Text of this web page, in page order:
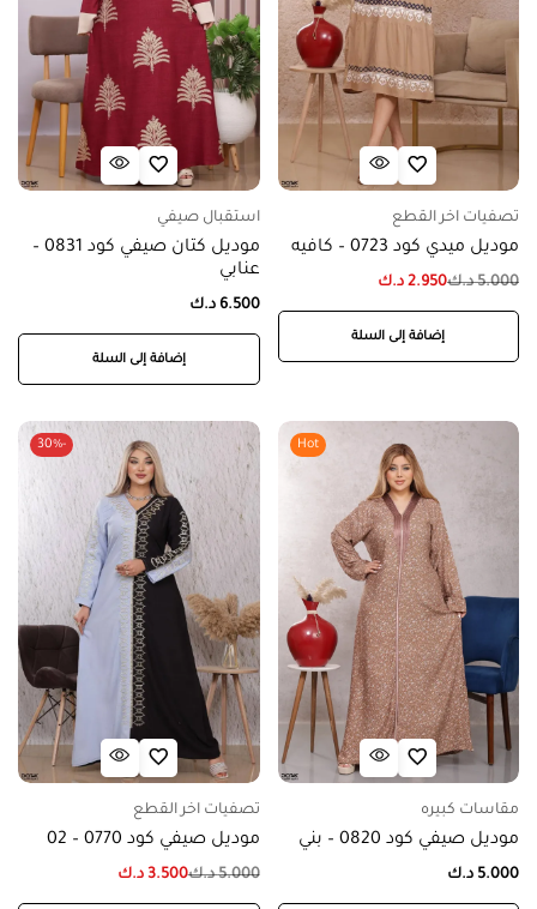
تصفيات اخر القطع
موديل ميدي كود 0723 – كافيه
5.000 د.ك2.950 د.ك
إضافة إلى السلة
استقبال صيفي
موديل كتان صيفي كود 0831 –
عنابي
6.500 د.ك
إضافة إلى السلة
Hot
مقاسات كبيره
موديل صيفي كود 0820 – بني
5.000 د.ك
-30%
تصفيات اخر القطع
موديل صيفي كود 0770 – 02
5.000 د.ك3.500 د.ك